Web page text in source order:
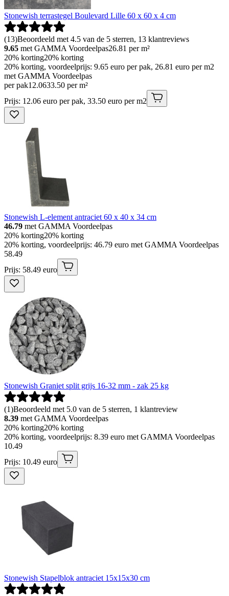
Stonewish terrastegel Boulevard Lille 60 x 60 x 4 cm
(13)Beoordeeld met 4.5 van de 5 sterren, 13 klantreviews
9.65 met GAMMA Voordeelpas26.81 per m²
20% korting20% korting
20% korting, voordeelprijs: 9.65 euro per pak, 26.81 euro per m2
met GAMMA Voordeelpas
per pak12.0633.50 per m²
Prijs: 12.06 euro per pak, 33.50 euro per m2
Stonewish L-element antraciet 60 x 40 x 34 cm
46.79 met GAMMA Voordeelpas
20% korting20% korting
20% korting, voordeelprijs: 46.79 euro met GAMMA Voordeelpas
58.49
Prijs: 58.49 euro
Stonewish Graniet split grijs 16-32 mm - zak 25 kg
(1)Beoordeeld met 5.0 van de 5 sterren, 1 klantreview
8.39 met GAMMA Voordeelpas
20% korting20% korting
20% korting, voordeelprijs: 8.39 euro met GAMMA Voordeelpas
10.49
Prijs: 10.49 euro
Stonewish Stapelblok antraciet 15x15x30 cm